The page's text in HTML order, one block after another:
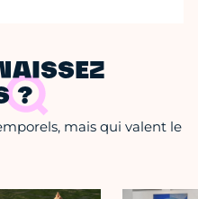
?
mais qui valent le